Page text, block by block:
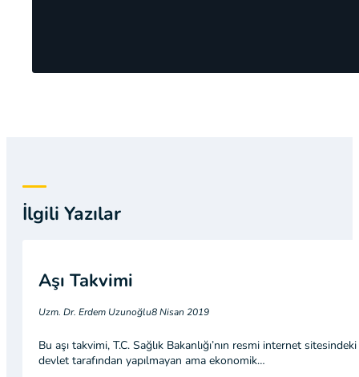
İlgili Yazılar
Aşı Takvimi
Uzm. Dr. Erdem Uzunoğlu8 Nisan 2019
Bu aşı takvimi, T.C. Sağlık Bakanlığı’nın resmi internet
devlet tarafından yapılmayan ama ekonomik…